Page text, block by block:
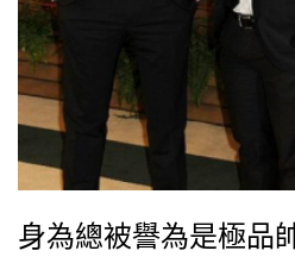
身為總被譽為是極品